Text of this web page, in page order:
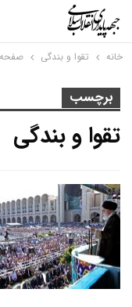
خانه تقوا و بندگی صفحه
برچسب
تقوا و بندگی